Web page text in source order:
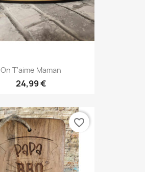
On T'aime Maman
24,99 €
favorite_border